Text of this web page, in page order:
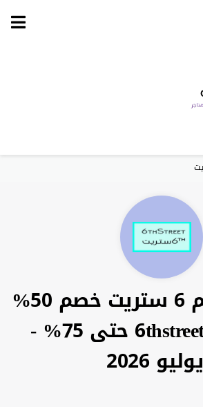
Skip
كوبون خصم 6 ستريت خصم 50%
وعروض 6thstreet حتى 75% -
يوليو 2026